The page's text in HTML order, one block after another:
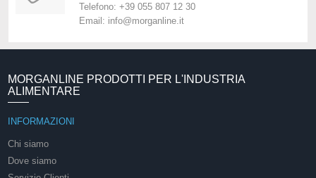
Telefono: +39 055 807 12 30
Email: info@morganline.it
MORGANLINE PRODOTTI PER L'INDUSTRIA
ALIMENTARE
INFORMAZIONI
Chi siamo
Dove siamo